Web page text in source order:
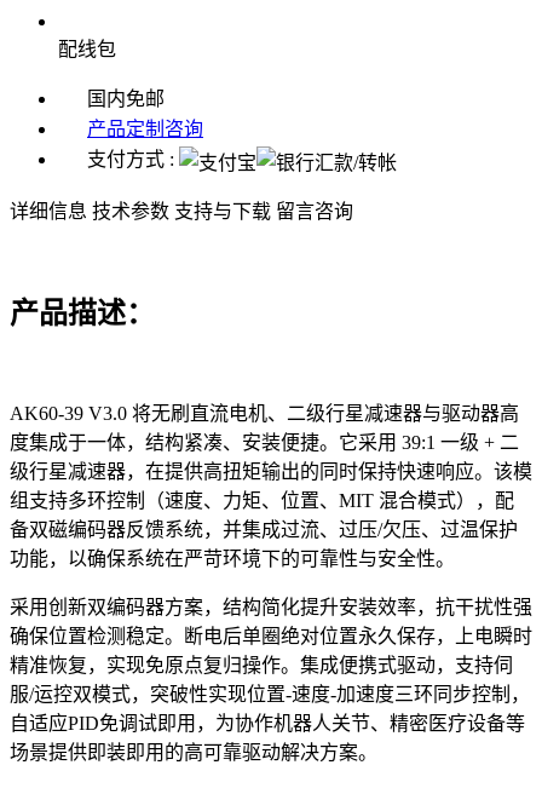
配线包
国内免邮
产品定制咨询
支付方式 :
详细信息 技术参数 支持与下载 留言咨询
产品描述：
AK60-39 V3.0 将无刷直流电机、二级行星减速器与驱动器高
度集成于一体，结构紧凑、安装便捷。它采用 39:1 一级 + 二
级行星减速器，在提供高扭矩输出的同时保持快速响应。该模
组支持多环控制（速度、力矩、位置、MIT 混合模式），配
备双磁编码器反馈系统，并集成过流、过压/欠压、过温保护
功能，以确保系统在严苛环境下的可靠性与安全性。
采用创新双编码器方案，结构简化提升安装效率，抗干扰性强
确保位置检测稳定。断电后单圈绝对位置永久保存，上电瞬时
精准恢复，实现免原点复归操作。集成便携式驱动，支持伺
服/运控双模式，突破性实现位置-速度-加速度三环同步控制，
自适应PID免调试即用，为协作机器人关节、精密医疗设备等
场景提供即装即用的高可靠驱动解决方案。